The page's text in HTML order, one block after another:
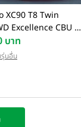
XC90 T8 Twin
Excellence CBU ปี
บาท
รุ่นอื่น